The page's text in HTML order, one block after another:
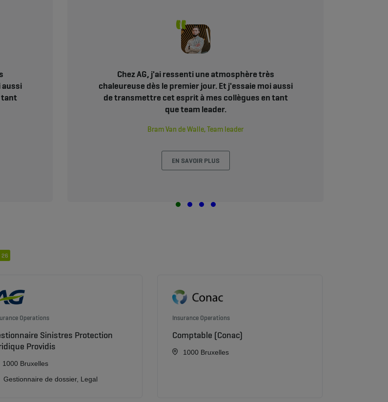
aussi
tant
Chez AG, j'ai ressenti une atmosphère très
chaleureuse dès le premier jour. Et j'essaie moi aussi
de transmettre cet esprit à mes collègues en tant
que team leader.
Bram Van de Walle, Team leader
EN SAVOIR PLUS
26
Operations
Sinistres Protection
Providis
1000 Bruxelles
Gestionnaire de dossier, Legal
Insurance Operations
Comptable (Conac)
1000 Bruxelles